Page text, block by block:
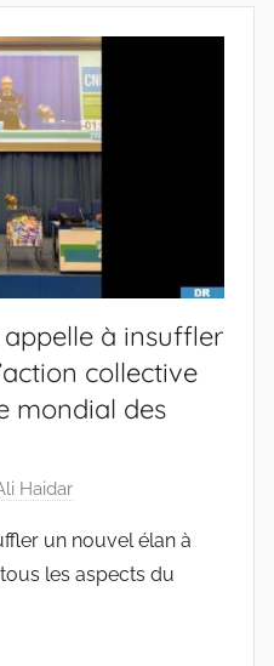
à insuffler
collective
mondial des
Haidar
un nouvel élan à
les aspects du